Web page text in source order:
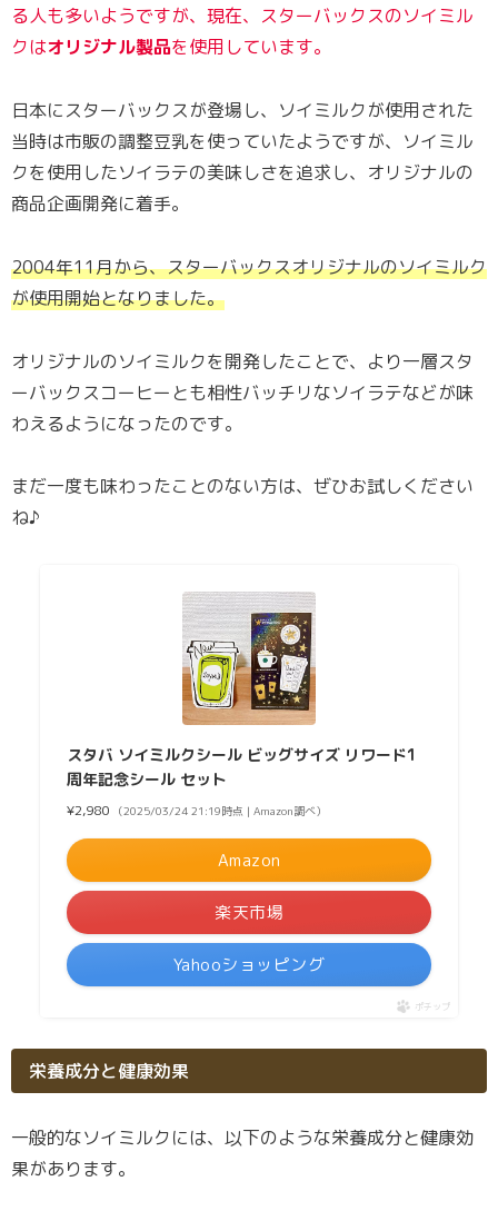
る人も多いようですが、現在、スターバックスのソイミル
クはオリジナル製品を使用しています。
日本にスターバックスが登場し、ソイミルクが使用された
当時は市販の調整豆乳を使っていたようですが、ソイミル
クを使用したソイラテの美味しさを追求し、オリジナルの
商品企画開発に着手。
2004年11月から、スターバックスオリジナルのソイミルク
が使用開始となりました。
オリジナルのソイミルクを開発したことで、より一層スタ
ーバックスコーヒーとも相性バッチリなソイラテなどが味
わえるようになったのです。
まだ一度も味わったことのない方は、ぜひお試しください
ね♪
スタバ ソイミルクシール ビッグサイズ リワード1
周年記念シール セット
¥2,980 （2025/03/24 21:19時点 | Amazon調べ）
Amazon
楽天市場
Yahooショッピング
ポチップ
栄養成分と健康効果
一般的なソイミルクには、以下のような栄養成分と健康効
果があります。